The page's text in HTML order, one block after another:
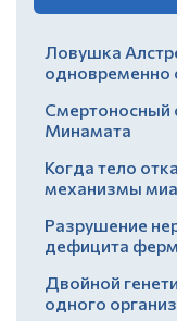
Ловушка
одновременно
Смертоносный
Минамата
Когда тело
механизмы
Разрушение
дефицита
Двойной
одного